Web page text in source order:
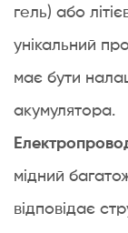
батареї
їх
вирішення
Поширені
запитання
про
гель) або
унікальний
має бути
акумулятора.
мідний
відповідає